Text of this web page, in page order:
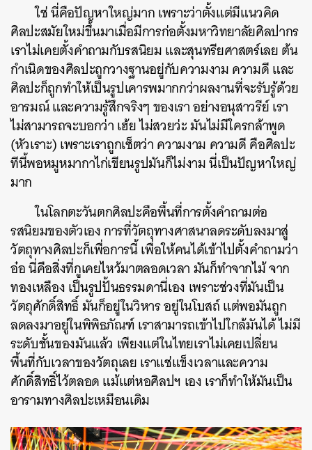
ใช่นี่คือปัญหาใหญ่มากเพราะว่าตั้งแต่มีแนวคิด
ศิลปะสมัยใหม่ขึ้นมาเมื่อมีการก่อตั้งมหาวิทยาลัยศิลปากร
เราไม่เคยตั้งคำถามกับรสนิยมและสุนทรียศาสตร์เลยต้น
กำเนิดของศิลปะถูกวางฐานอยู่กับความงามความดีและ
ศิลปะก็ถูกทำให้เป็นรูปเคารพมากกว่าผลงานที่จะรับรู้ด้วย
อารมณ์และความรู้สึกจริงๆของเราอย่างอนุสาวรีย์เรา
ไม่สามารถจะบอกว่าเฮ้ยไม่สวยว่ะมันไม่มีใครกล้าพูด
(หัวเราะ)เพราะเราถูกเซ็ตว่าความงาม ความดีคือศิลปะ
ทีนี้พอหมูหมากาไก่เขียนรูปมันก็ไม่งามนี่เป็นปัญหาใหญ่
มาก
ในโลกตะวันตกศิลปะคือพื้นที่การตั้งคำถามต่อ
รสนิยมของตัวเองการที่วัตถุทางศาสนาลดระดับลงมาสู่
วัตถุทางศิลปะก็เพื่อการนี้เพื่อให้คนได้เข้าไปตั้งคำถามว่า
อ๋อนี่คือสิ่งที่กูเคยไหว้มาตลอดเวลามันก็ทำจากไม้จาก
ทองเหลืองเป็นรูปปั้นธรรมดานี่เอง เพราะช่วงที่มันเป็น
วัตถุศักดิ์สิทธิ์มันก็อยู่ในวิหารอยู่ในโบสถ์แต่พอมันถูก
ลดลงมาอยู่ในพิพิธภัณฑ์เราสามารถเข้าไปใกล้มันได้ไม่มี
ระดับชั้นของมันแล้ว เพียงแต่ในไทยเราไม่เคยเปลี่ยน
พื้นที่กับเวลาของวัตถุเลยเราแช่แข็งเวลาและความ
ศักดิ์สิทธิ์ไว้ตลอดแม้แต่หอศิลปฯ เองเราก็ทำให้มันเป็น
อารามทางศิลปะเหมือนเดิม